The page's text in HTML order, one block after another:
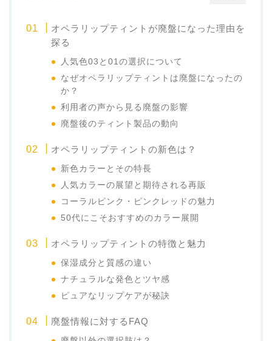
オペラリップティントが廃盤になった理由を
探る
人気色03と01の選択について
なぜオペラリップティントは廃盤になったの
か？
利用者の声から見る廃盤の影響
廃盤後のティント製品の動向
オペラリップティントの新色は？
新色カラーとその特長
人気カラーの展望と期待される再販
コーラルピンク・ピンクレッドの魅力
50代にこそおすすめのカラー展開
オペラリップティントの特徴と魅力
保湿成分と質感の違い
ナチュラルな発色とツヤ感
ピュアなリップケアが秘訣
廃盤情報に対するFAQ